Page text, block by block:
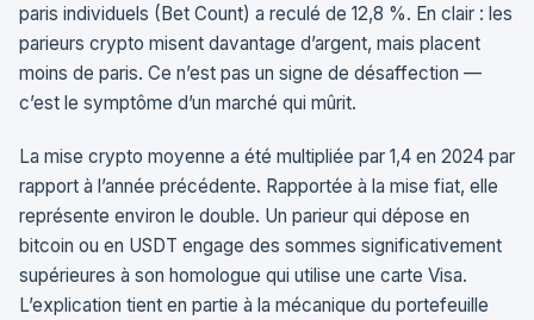
paris individuels (Bet Count) a reculé de 12,8 %. En clair : les
parieurs crypto misent davantage d’argent, mais placent
moins de paris. Ce n’est pas un signe de désaffection —
c’est le symptôme d’un marché qui mûrit.
La mise crypto moyenne a été multipliée par 1,4 en 2024 par
rapport à l’année précédente. Rapportée à la mise fiat, elle
représente environ le double. Un parieur qui dépose en
bitcoin ou en USDT engage des sommes significativement
supérieures à son homologue qui utilise une carte Visa.
L’explication tient en partie à la mécanique du portefeuille